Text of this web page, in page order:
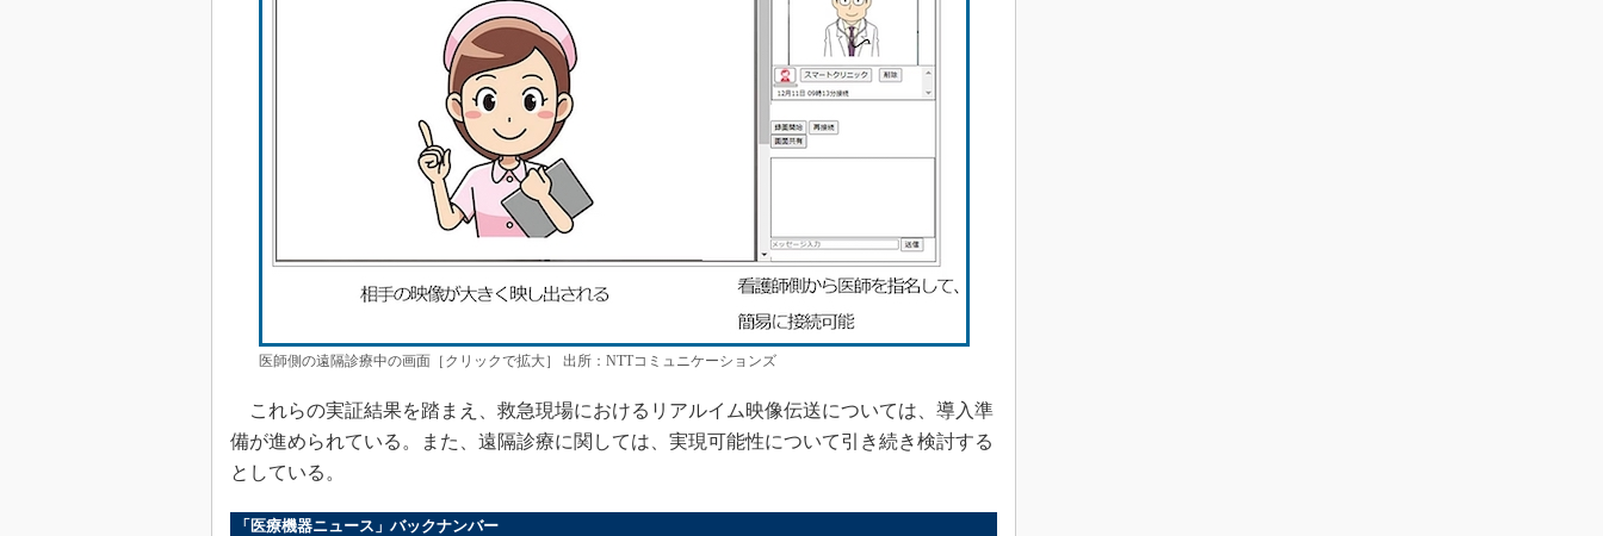
医師側の遠隔診療中の画面［クリックで拡大］ 出所：NTTコミュニケーションズ
これらの実証結果を踏まえ、救急現場におけるリアルイム映像伝送については、導入準
備が進められている。また、遠隔診療に関しては、実現可能性について引き続き検討する
としている。
「医療機器ニュース」バックナンバー